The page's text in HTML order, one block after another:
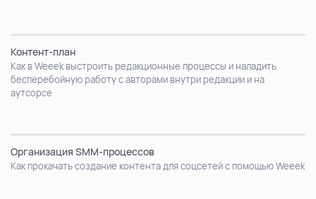
Контент-план
Как в Weeek выстроить редакционные процессы и наладить
бесперебойную работу с авторами внутри редакции и на
аутсорсе
Организация SMM-процессов
Как прокачать создание контента для соцсетей с помощью Weeek